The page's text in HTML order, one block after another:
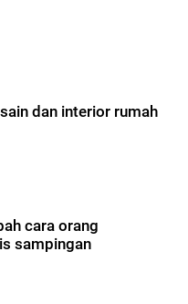
dan interior rumah
cara orang
sampingan